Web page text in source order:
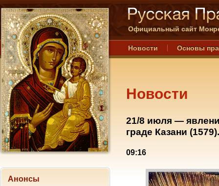
Официальный сайт
Новости Основы
Новости
21/8 июля —
граде Казани (1579).
09:16
Анонсы